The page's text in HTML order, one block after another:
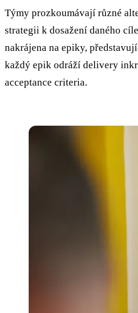
Týmy prozkoumávají různé
strategii k dosažení daného
nakrájena na epiky,
každý epik odráží delivery
acceptance criteria.